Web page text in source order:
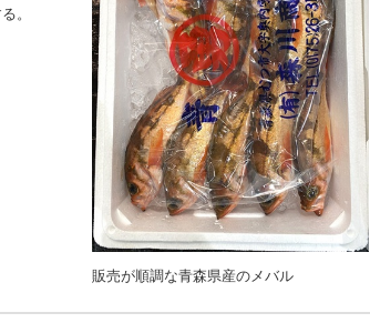
販売が順調な青森県産のメバル
。